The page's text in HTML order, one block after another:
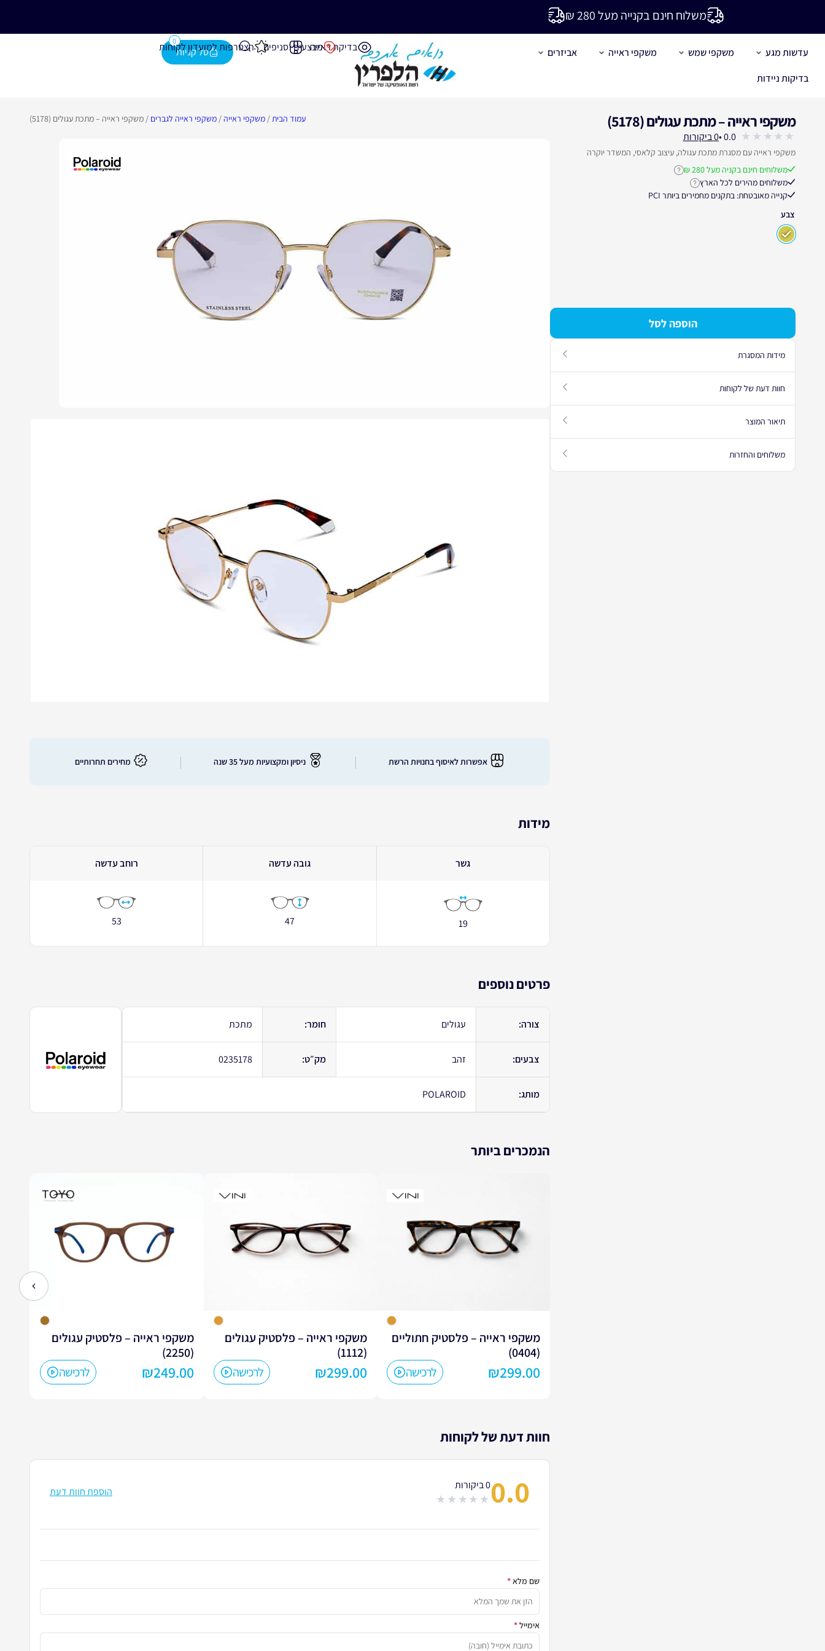
משלוח חינם בקנייה מעל 280 ₪
עדשות מגע משקפי שמש משקפי ראייה
אביזרים
בדיקות ניידות
בדיקת ראייהמבצעים סניפים הצטרפות למועדון לקוחות
0
משקפי ראייה – מתכת עגולים (5178)
out
5
0.0 • עבור לחוות דעת הלקוחות
0 ביקורות
משקפי ראייה עם מסגרת מתכת עגולה, עיצוב קלאסי, המשדר יוקרה
משלוחים חינם בקניה מעל 280 ₪
לחץ לקבלת פרטים נוספים על משלוחים חינם
משלוחים מהירים לכל הארץלחץ לקבלת פרטים נוספים על זמני אספקה
קנייה מאובטחת: בתקנים מחמירים ביותר PCI
צבע
הוספה לסל
עבור למדריך מידות המסגרת
מידות המסגרת
עבור לחוות דעת הלקוחות
חוות דעת של לקוחות
עבור לתיאור המוצר
תיאור המוצר
פתח מידע על משלוחים והחזרות
משלוחים והחזרות
עמוד הבית/ משקפי ראייה/ משקפי ראייה לגברים / משקפי ראייה – מתכת עגולים (5178)
מחירים תחרותיים | ניסיון ומקצועיות מעל 35 שנה | אפשרות לאיסוף בחנויות הרשת
מידות
גשר גובה עדשה רוחב עדשה
19
47
53
פרטים נוספים
צורה: עגולים חומר: מתכת
צבעים: זהב מק״ט: 0235178
מותג: POLAROID
הנמכרים ביותר
משקפי ראייה – פלסטיק חתוליים
(0404)
לרכישה
₪299.00
משקפי ראייה – פלסטיק עגולים
(1112)
לרכישה
₪299.00
משקפי ראייה – פלסטיק עגולים
(2250)
לרכישה
₪249.00
לחץ
חוות דעת של לקוחות
0.00 ביקורות
הוספת חוות דעת
שם מלא*
אימייל*